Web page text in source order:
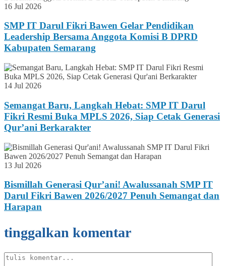
16 Jul 2026
SMP IT Darul Fikri Bawen Gelar Pendidikan
Leadership Bersama Anggota Komisi B DPRD
Kabupaten Semarang
14 Jul 2026
Semangat Baru, Langkah Hebat: SMP IT Darul
Fikri Resmi Buka MPLS 2026, Siap Cetak Generasi
Qur’ani Berkarakter
13 Jul 2026
Bismillah Generasi Qur’ani! Awalussanah SMP IT
Darul Fikri Bawen 2026/2027 Penuh Semangat dan
Harapan
tinggalkan komentar